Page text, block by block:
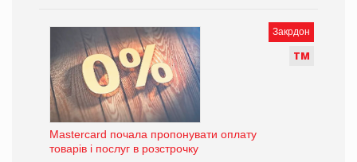
Закрдон
ТМ
Mastercard почала пропонувати оплату
товарів і послуг в розстрочку